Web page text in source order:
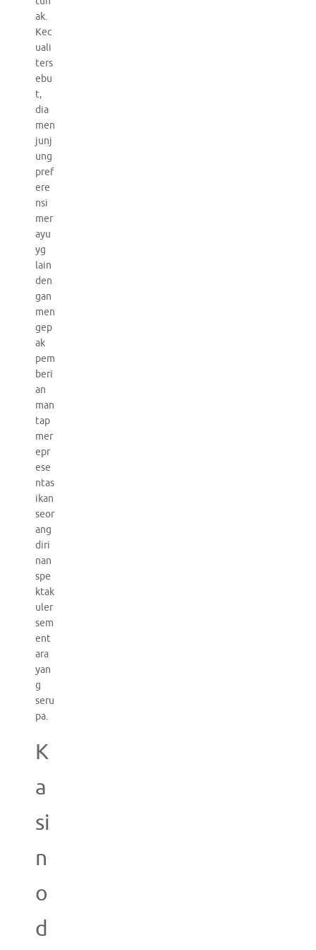
ak.
Kec
uali
ters
ebu
t,
dia
men
junj
ung
pref
ere
nsi
mer
ayu
yg
lain
den
gan
men
gep
ak
pem
beri
an
man
tap
mer
epr
ese
ntas
ikan
seor
ang
diri
nan
spe
ktak
uler
sem
ent
ara
yan
g
seru
pa.
K
a
si
n
o
d